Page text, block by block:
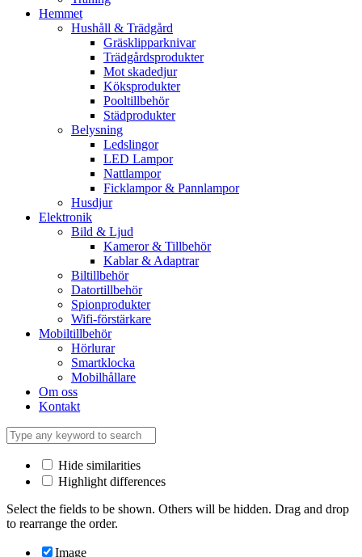
Hemmet
Hushåll & Trädgård
Gräsklipparknivar
Trädgårdsprodukter
Mot skadedjur
Köksprodukter
Pooltillbehör
Städprodukter
Belysning
Ledslingor
LED Lampor
Nattlampor
Ficklampor & Pannlampor
Husdjur
Elektronik
Bild & Ljud
Kameror & Tillbehör
Kablar & Adaptrar
Biltillbehör
Datortillbehör
Spionprodukter
Wifi-förstärkare
Mobiltillbehör
Hörlurar
Smartklocka
Mobilhållare
Om oss
Kontakt
Hide similarities
Highlight differences
Select the fields to be shown. Others will be hidden. Drag and drop
to rearrange the order.
Image